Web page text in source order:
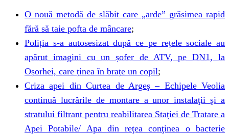
O nouă metodă de slăbit care „arde” grăsimea rapid
fără să taie pofta de mâncare;
Poliția s-a autosesizat după ce pe rețele sociale au
apărut imagini cu un șofer de ATV, pe DN1, la
Oșorhei, care ținea în brațe un copil;
Criza apei din Curtea de Argeş – Echipele Veolia
continuă lucrările de montare a unor instalaţii şi a
stratului filtrant pentru reabilitarea Staţiei de Tratare a
Apei Potabile/ Apa din reţea conţinea o bacterie